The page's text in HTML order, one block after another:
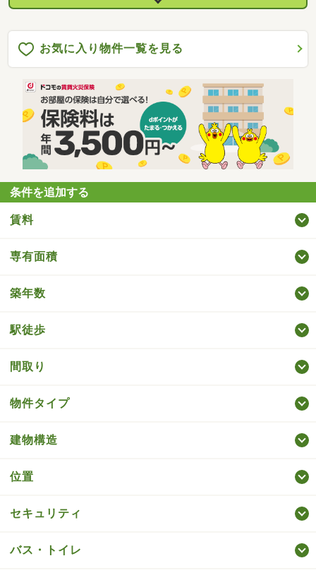
お気に入り物件一覧を見る
条件を追加する
賃料
専有面積
築年数
駅徒歩
間取り
物件タイプ
建物構造
位置
セキュリティ
バス・トイレ